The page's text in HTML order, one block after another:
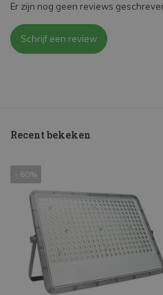
Er zijn nog geen reviews
Schrijf een review
Recent bekeken
- 60%